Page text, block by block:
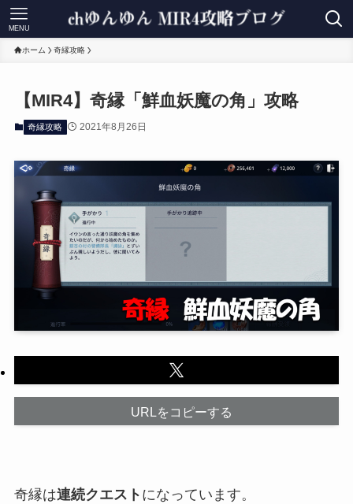
MENU
ホーム 奇縁攻略
【MIR4】奇縁「鮮血妖魔の角」攻略
奇縁攻略 2021年8月26日
URLをコピーする
奇縁は連続クエスト になっています。